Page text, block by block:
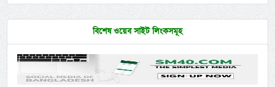
বিশেষ ওয়েব সাইট লিংকসমূহ